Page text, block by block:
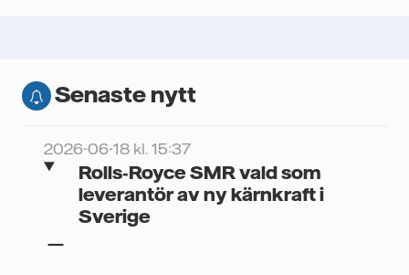
Senaste nytt
2026-06-18 kl. 15:37
Rolls‑Royce SMR vald som
leverantör av ny kärnkraft i
Sverige